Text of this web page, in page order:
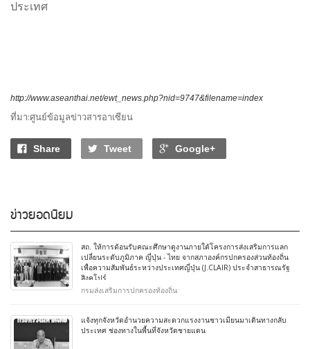
ประเทศ
http://www.aseanthai.net/ewt_news.php?nid=9747&filename=index
ที่มา:ศูนย์ข้อมูลข่าวสารอาเซียน
Share Tweet Google+
ข่าวยอดนิยม
สถ. ให้การต้อนรับคณะศึกษาดูงานภายใต้โครงการส่งเสริมการแลก
เปลี่ยนระดับภูมิภาค ญี่ปุ่น - ไทย จากสภาองค์กรปกครองส่วนท้องถิ่น
เพื่อความสัมพันธ์ระหว่างประเทศญี่ปุ่น (J.CLAIR) ประจำสาธารณรัฐ
สิงคโปร์
กรมส่งเสริมการปกครองท้องถิ่น
แจ้งทุกจังหวัดอำนวยความสะดวกแรงงานชาวเมียนมาเดินทางกลับ
ประเทศ ช่องทางในพื้นที่จังหวัดชายแดน